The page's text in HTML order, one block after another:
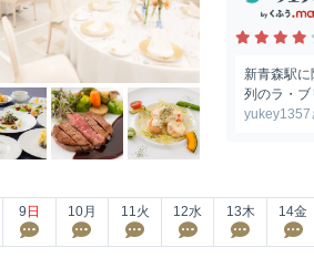
新青森駅
列のラ・
yukey1357
9 日 10月 11火 12水 13木 14金